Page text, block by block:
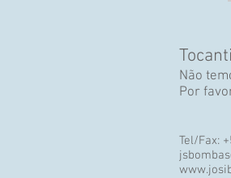
Não
Por
Tel/Fax: